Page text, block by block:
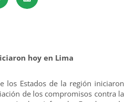
hoy en Lima
los Estados de la región iniciaron
de los compromisos contra la